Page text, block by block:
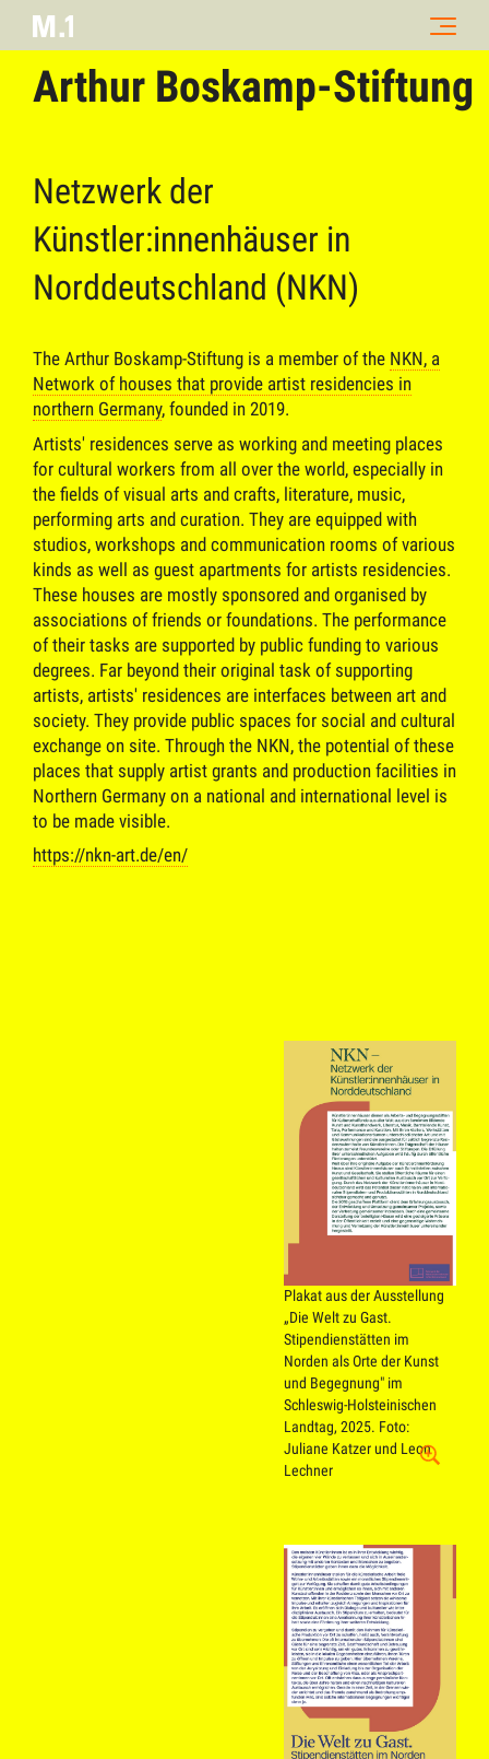
Arthur Boskamp-Stiftung
Netzwerk der
Künstler:innenhäuser in
Norddeutschland (NKN)
The Arthur Boskamp-Stiftung is a member of the NKN, a
Network of houses that provide artist residencies in
northern Germany, founded in 2019.
Artists' residences serve as working and meeting places
for cultural workers from all over the world, especially in
the fields of visual arts and crafts, literature, music,
performing arts and curation. They are equipped with
studios, workshops and communication rooms of various
kinds as well as guest apartments for artists residencies.
These houses are mostly sponsored and organised by
associations of friends or foundations. The performance
of their tasks are supported by public funding to various
degrees. Far beyond their original task of supporting
artists, artists' residences are interfaces between art and
society. They provide public spaces for social and cultural
exchange on site. Through the NKN, the potential of these
places that supply artist grants and production facilities in
Northern Germany on a national and international level is
to be made visible.
https://nkn-art.de/en/
Plakat aus der Ausstellung
„Die Welt zu Gast.
Stipendienstätten im
Norden als Orte der Kunst
und Begegnung" im
Schleswig-Holsteinischen
Landtag, 2025. Foto:
Juliane Katzer und Leon
Lechner